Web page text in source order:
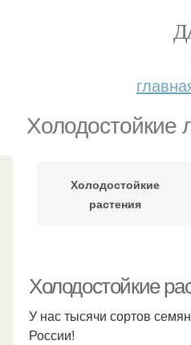
Холодостойкие
Холодостойкие
растения
Холодостойкие
У нас тысячи сортов
России!